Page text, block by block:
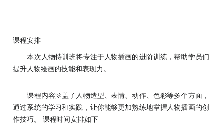
课程安排
本次人物特训班将专注于人物插画的进阶训练，帮助学员们
提升人物绘画的技能和表现力。
课程内容涵盖了人物造型、表情、动作、色彩等多个方面，
通过系统的学习和实践，让你能够更加熟练地掌握人物插画的创
作技巧。 课程时间安排如下